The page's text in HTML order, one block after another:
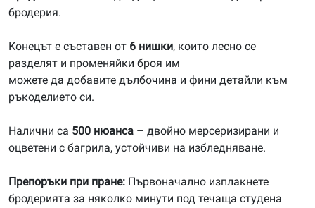
бродерия.
Конецът е съставен от 6 нишки, които лесно се
разделят и променяйки броя им
можете да добавите дълбочина и фини детайли към
ръкоделието си.
Налични са 500 нюанса – двойно мерсеризирани и
оцветени с багрила, устойчиви на избледняване.
Препоръки при пране: Първоначално изплакнете
бродерията за няколко минути под течаща студена